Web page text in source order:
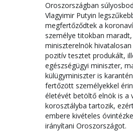
Oroszországban
Vlagyimir Putyin
megfertőződtek a
személye titokban
miniszterelnök
pozitív tesztet produkált,
egészségügyi miniszter,
külügyminiszter is
fertőzött személyekkel
életévét betöltő elnök is a
korosztályba tartozik,
embere kivételes
irányítani Oroszországot.